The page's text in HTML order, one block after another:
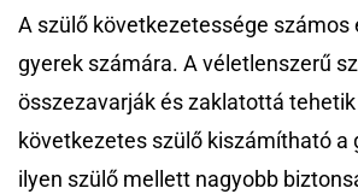
A szülő következetessége számos
gyerek számára. A véletlenszerű
összezavarják és zaklatottá
következetes szülő kiszámítható a
ilyen szülő mellett nagyobb